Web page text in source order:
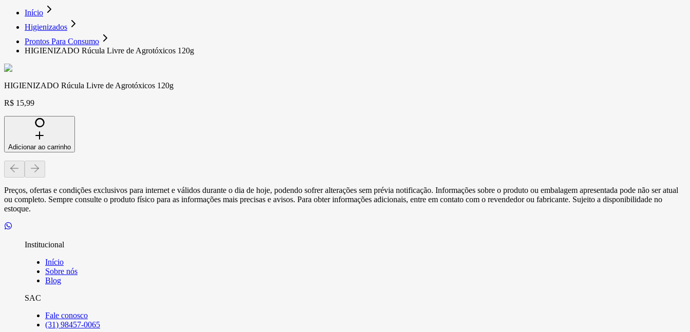
Início
Higienizados
Prontos Para Consumo
HIGIENIZADO Rúcula Livre de Agrotóxicos 120g
HIGIENIZADO Rúcula Livre de Agrotóxicos 120g
R$ 15,99
Adicionar ao carrinho
Preços, ofertas e condições exclusivos para internet e válidos durante o dia de hoje, podendo sofrer alterações sem prévia notificação. Informações sobre o produto ou embalagem apresentada pode não ser atual
ou completo. Sempre consulte o produto físico para as informações mais precisas e avisos. Para obter informações adicionais, entre em contato com o revendedor ou fabricante. Sujeito a disponibilidade no
estoque.
Institucional
Início
Sobre nós
Blog
SAC
Fale conosco
(31) 98457-0065